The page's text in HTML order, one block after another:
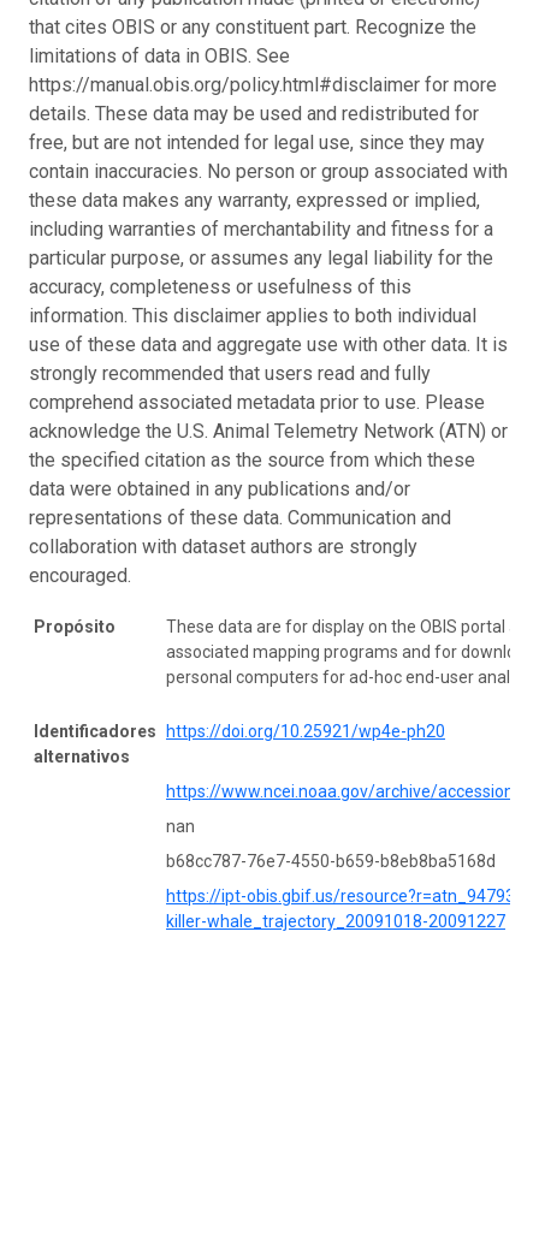
that cites OBIS or any constituent part. Recognize the
limitations of data in OBIS. See
https://manual.obis.org/policy.html#disclaimer for more
details. These data may be used and redistributed for
free, but are not intended for legal use, since they may
contain inaccuracies. No person or group associated with
these data makes any warranty, expressed or implied,
including warranties of merchantability and fitness for a
particular purpose, or assumes any legal liability for the
accuracy, completeness or usefulness of this
information. This disclaimer applies to both individual
use of these data and aggregate use with other data. It is
strongly recommended that users read and fully
comprehend associated metadata prior to use. Please
acknowledge the U.S. Animal Telemetry Network (ATN) or
the specified citation as the source from which these
data were obtained in any publications and/or
representations of these data. Communication and
collaboration with dataset authors are strongly
encouraged.
Propósito
These data are for display on the OBIS portal and
associated mapping programs and for download
personal computers for ad-hoc end-user
Identificadores
alternativos
https://doi.org/10.25921/wp4e-ph20
https://www.ncei.noaa.gov/archive/accession/
nan
b68cc787-76e7-4550-b659-b8eb8ba5168d
https://ipt-obis.gbif.us/
killer-whale_trajectory_20091018-20091227